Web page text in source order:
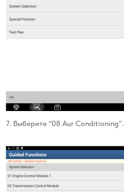
7. Выберите “08 Aur Conditioning”.